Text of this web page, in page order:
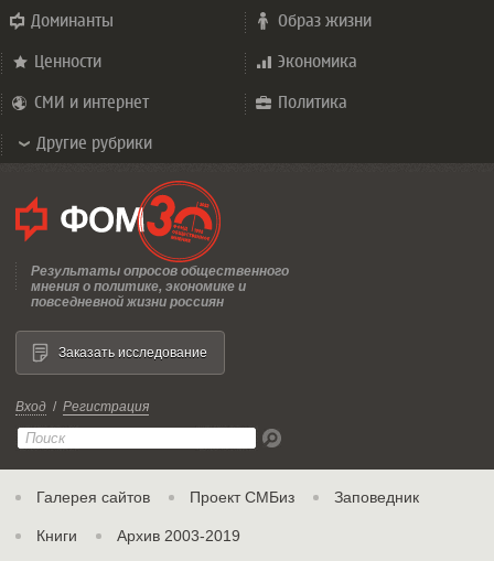
Доминанты Образ жизни
Ценности Экономика
СМИ и интернет Политика
Другие рубрики
Результаты опросов общественного
мнения о политике, экономике и
повседневной жизни россиян
Вход / Регистрация
Галерея сайтов Проект СМБиз Заповедник
Книги Архив 2003-2019
Заказать исследование